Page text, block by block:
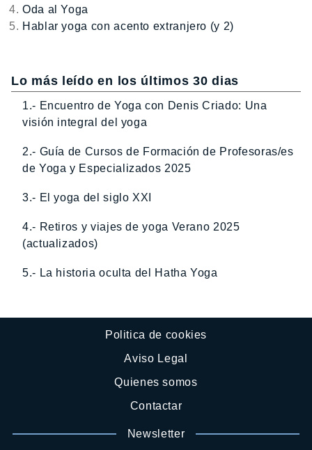
Oda al Yoga
Hablar yoga con acento extranjero (y 2)
Lo más leído en los últimos 30 dias
1.- Encuentro de Yoga con Denis Criado: Una
visión integral del yoga
2.- Guía de Cursos de Formación de Profesoras/es
de Yoga y Especializados 2025
3.- El yoga del siglo XXI
4.- Retiros y viajes de yoga Verano 2025
(actualizados)
5.- La historia oculta del Hatha Yoga
Politica de cookies
Aviso Legal
Quienes somos
Contactar
Newsletter